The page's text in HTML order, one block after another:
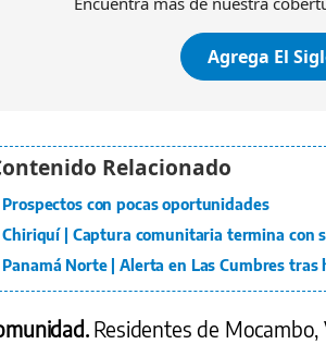
Agrega El
Prospectos con pocas oportunidades
Chiriquí | Captura comunitaria termina con
Panamá Norte | Alerta en Las Cumbres
Residentes de